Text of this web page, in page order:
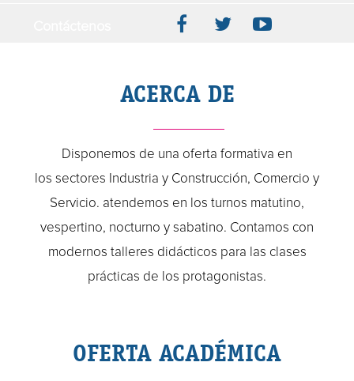
ACERCA DE
Disponemos de una oferta formativa en
los sectores Industria y Construcción, Comercio y
Servicio. atendemos en los turnos matutino,
vespertino, nocturno y sabatino. Contamos con
modernos talleres didácticos para las clases
prácticas de los protagonistas.
OFERTA ACADÉMICA